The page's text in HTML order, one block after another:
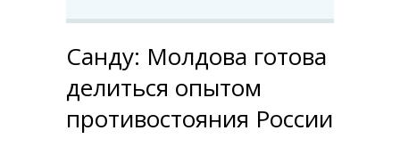
Санду: Молдова готова
делиться опытом
противостояния России